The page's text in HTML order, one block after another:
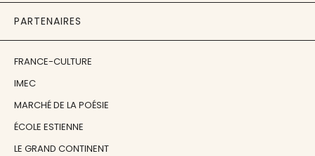
PARTENAIRES
FRANCE-CULTURE
IMEC
MARCHÉ DE LA POÉSIE
ÉCOLE ESTIENNE
LE GRAND CONTINENT